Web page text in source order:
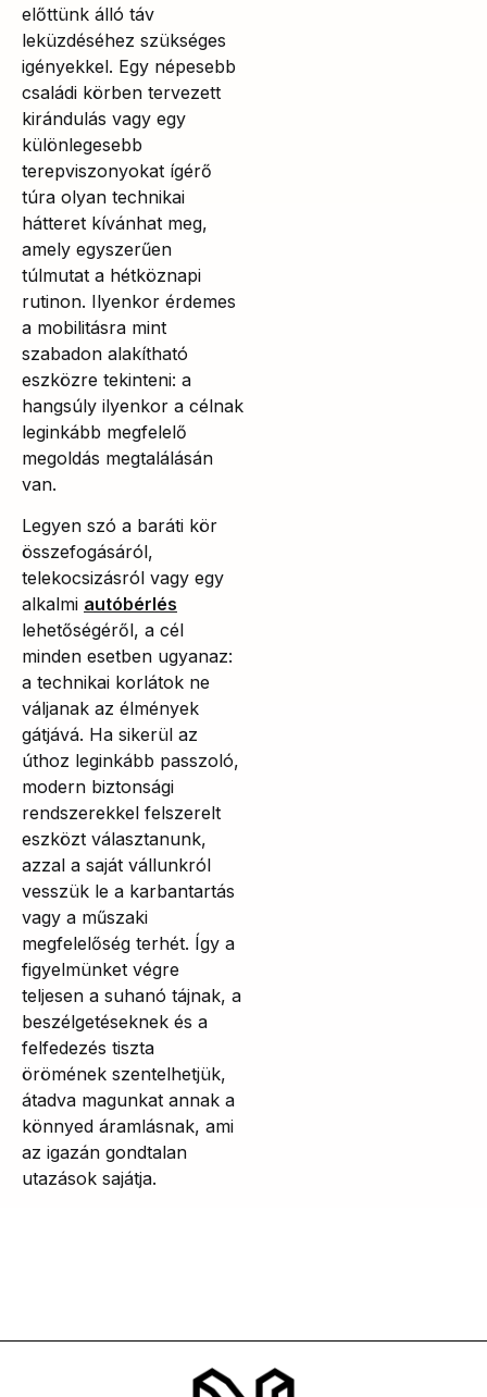
előttünk álló táv
leküzdéséhez szükséges
igényekkel. Egy népesebb
családi körben tervezett
kirándulás vagy egy
különlegesebb
terepviszonyokat ígérő
túra olyan technikai
hátteret kívánhat meg,
amely egyszerűen
túlmutat a hétköznapi
rutinon. Ilyenkor érdemes
a mobilitásra mint
szabadon alakítható
eszközre tekinteni: a
hangsúly ilyenkor a célnak
leginkább megfelelő
megoldás megtalálásán
van.
Legyen szó a baráti kör
összefogásáról,
telekocsizásról vagy egy
alkalmi autóbérlés
lehetőségéről, a cél
minden esetben ugyanaz:
a technikai korlátok ne
váljanak az élmények
gátjává. Ha sikerül az
úthoz leginkább passzoló,
modern biztonsági
rendszerekkel felszerelt
eszközt választanunk,
azzal a saját vállunkról
vesszük le a karbantartás
vagy a műszaki
megfelelőség terhét. Így a
figyelmünket végre
teljesen a suhanó tájnak, a
beszélgetéseknek és a
felfedezés tiszta
örömének szentelhetjük,
átadva magunkat annak a
könnyed áramlásnak, ami
az igazán gondtalan
utazások sajátja.